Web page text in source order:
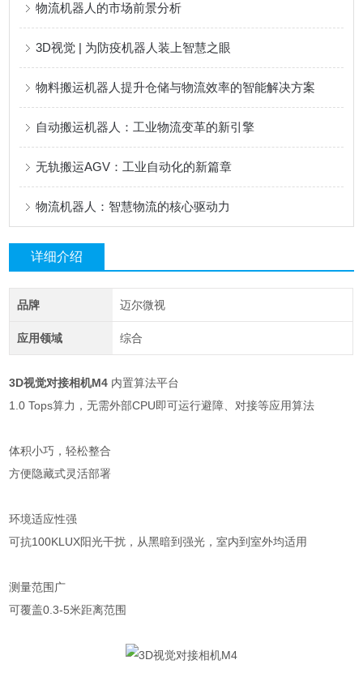
物流机器人的市场前景分析
3D视觉 | 为防疫机器人装上智慧之眼
物料搬运机器人提升仓储与物流效率的智能解决方案
自动搬运机器人：工业物流变革的新引擎
无轨搬运AGV：工业自动化的新篇章
物流机器人：智慧物流的核心驱动力
详细介绍
品牌 迈尔微视
应用领域 综合
3D视觉对接相机M4 内置算法平台
1.0 Tops算力，无需外部CPU即可运行避障、对接等应用算法
体积小巧，轻松整合
方便隐藏式灵活部署
环境适应性强
可抗100KLUX阳光干扰，从黑暗到强光，室内到室外均适用
测量范围广
可覆盖0.3-5米距离范围